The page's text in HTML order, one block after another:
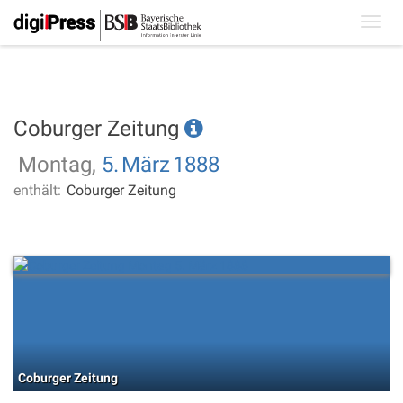
Coburger Zeitung
Montag, 5. März 1888
enthält: Coburger Zeitung
Coburger Zeitung